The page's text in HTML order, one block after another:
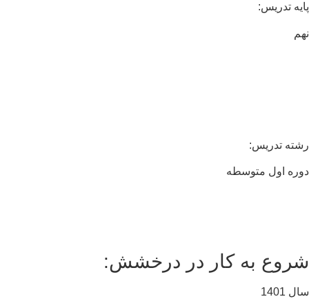
تدریس:
تدریس:
اول متوسطه
به کار در درخشش:
1401